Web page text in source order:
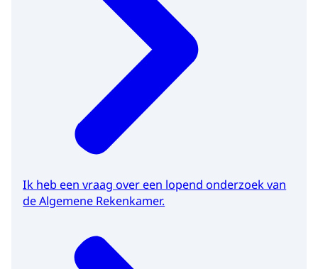
Ik heb een vraag over een lopend onderzoek van
de Algemene Rekenkamer.